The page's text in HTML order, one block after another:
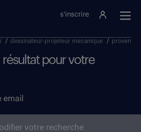
s'inscrire
/ dessinateur-projeteur mecanique /
pour votre
email
votre recherche